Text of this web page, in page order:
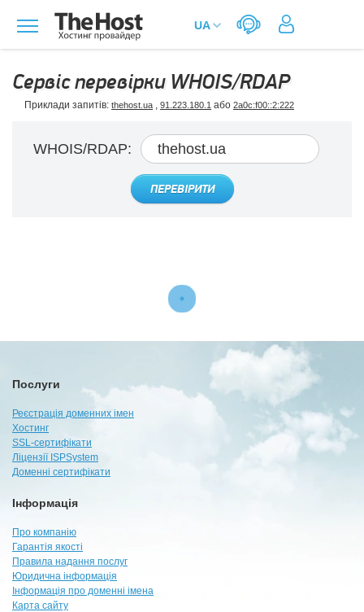
Сервіс перевірки WHOIS/RDAP
Приклади запитів: thehost.ua , 91.223.180.1 або 2a0c:f00::2:222
WHOIS/RDAP:
ПЕРЕВІРИТИ
Послуги
Реєстрація доменних імен
Хостинг
SSL-сертифікати
Ліцензії ISPSystem
Доменні сертифікати
Інформація
Про компанію
Гарантія якості
Правила надання послуг
Юридична інформація
Інформація про доменні імена
Карта сайту